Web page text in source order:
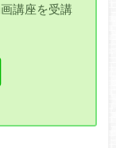
講座を受講